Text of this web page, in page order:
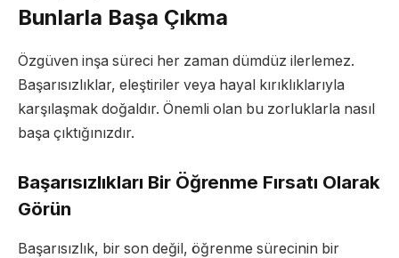
Bunlarla Başa Çıkma
Özgüven inşa süreci her zaman dümdüz ilerlemez.
Başarısızlıklar, eleştiriler veya hayal kırıklıklarıyla
karşılaşmak doğaldır. Önemli olan bu zorluklarla nasıl
başa çıktığınızdır.
Başarısızlıkları Bir Öğrenme Fırsatı Olarak
Görün
Başarısızlık, bir son değil, öğrenme sürecinin bir